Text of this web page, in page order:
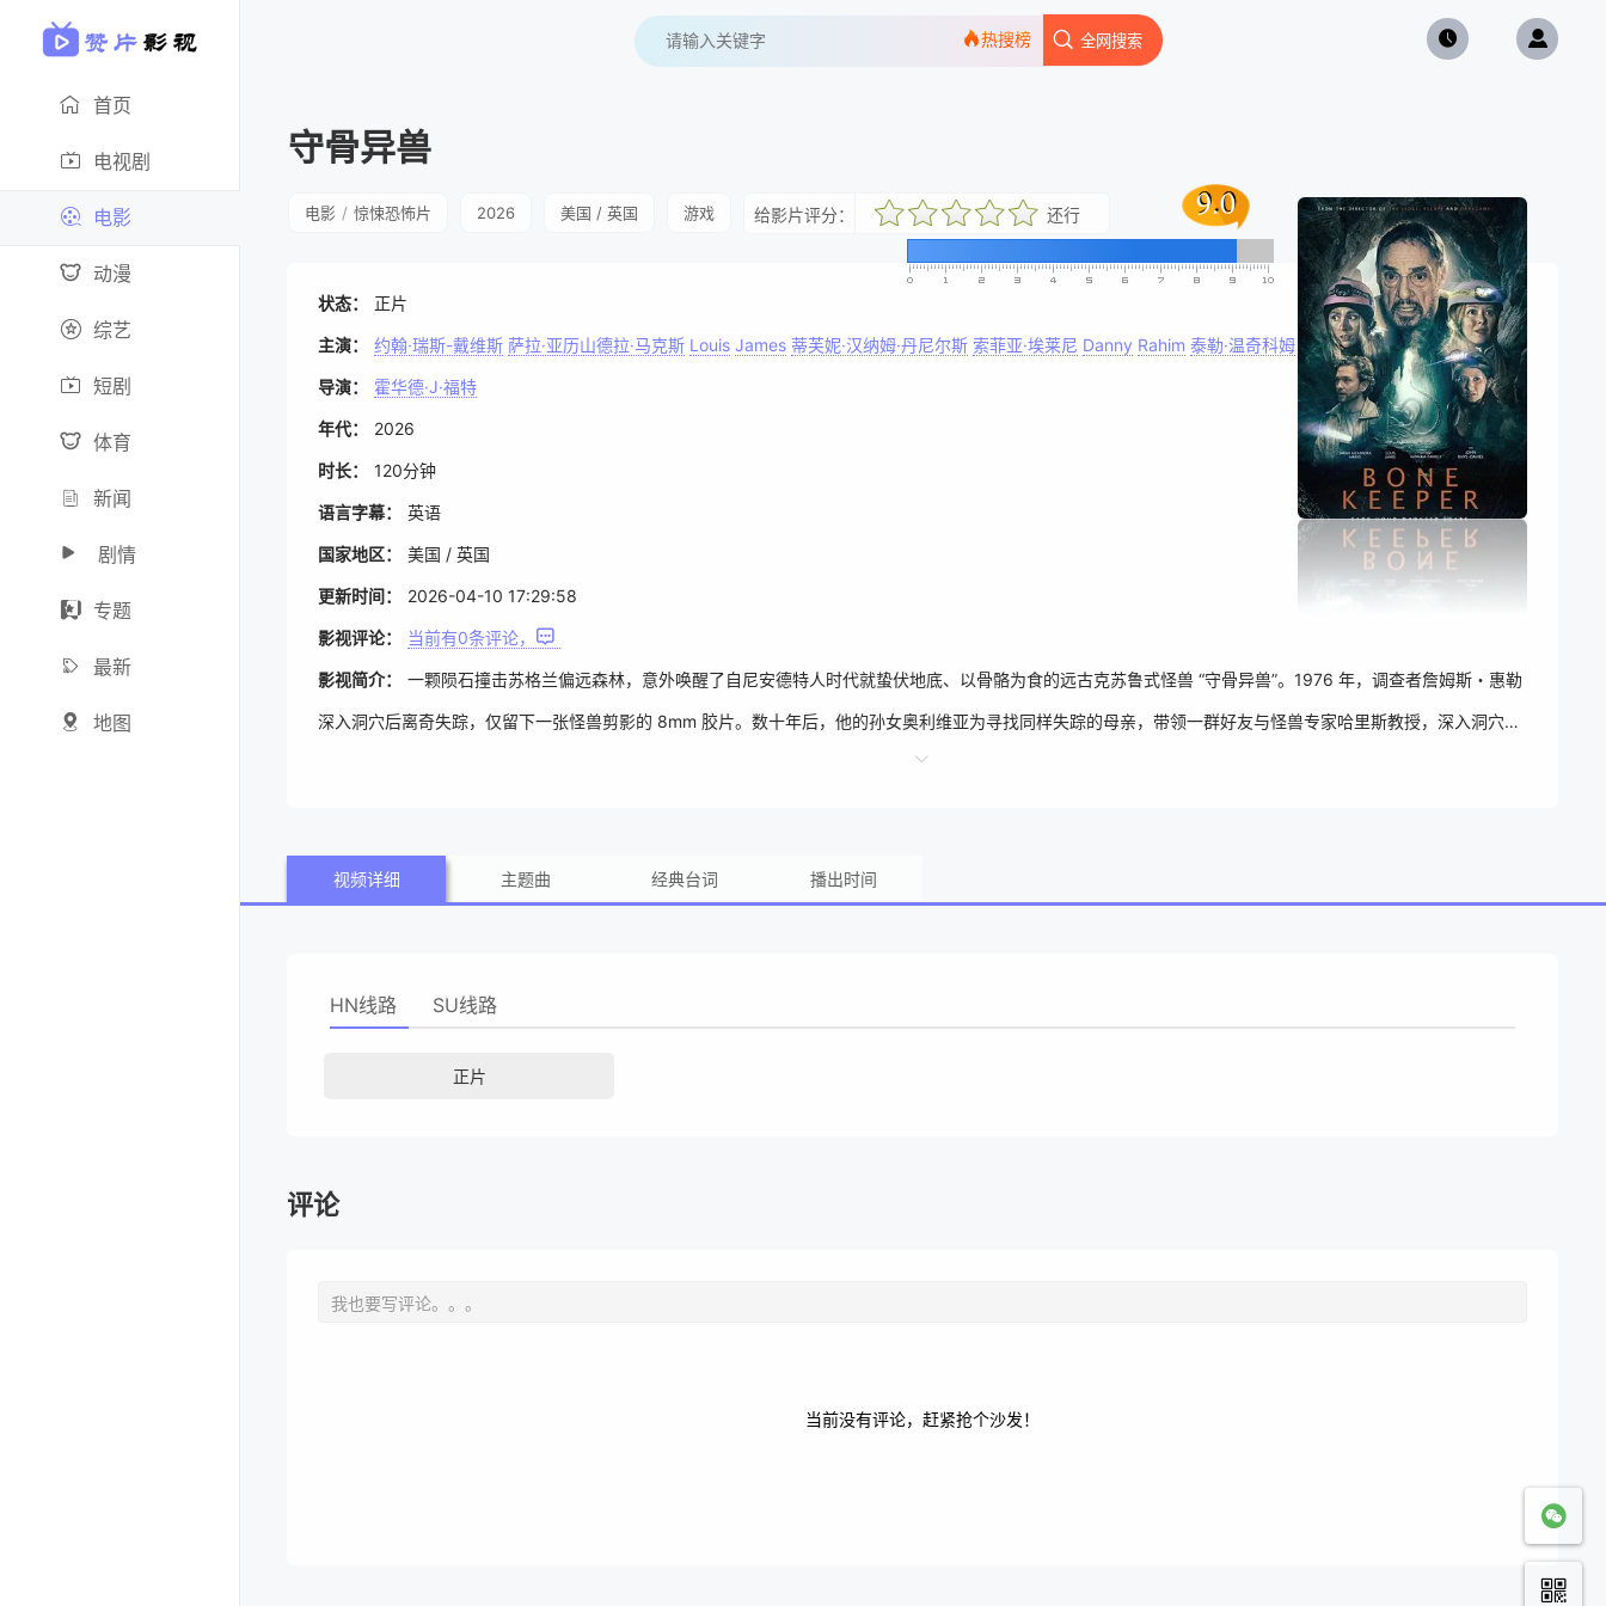
首页
电视剧
电影
动漫
综艺
短剧
体育
新闻
剧情
专题
最新
地图
全网搜索
热搜榜
9.0
9.0
守骨异兽
电影 / 惊悚恐怖片 2026 美国 / 英国 游戏 给影片评分：
很差较差还行 推荐力荐 还行
状态： 正片
主演： 约翰·瑞斯-戴维斯 萨拉·亚历山德拉·马克斯 Louis James 蒂芙妮·汉纳姆·丹尼尔斯 索菲亚·埃莱尼 Danny Rahim 泰勒·温奇科姆
导演： 霍华德·J·福特
年代： 2026
时长： 120分钟
语言字幕： 英语
国家地区： 美国 / 英国
更新时间： 2026-04-10 17:29:58
影视评论： 当前有0条评论，
影视简介： 一颗陨石撞击苏格兰偏远森林，意外唤醒了自尼安德特人时代就蛰伏地底、以骨骼为食的远古克苏鲁式怪兽 “守骨异兽”。1976 年，调查者詹姆斯・惠勒
深入洞穴后离奇失踪，仅留下一张怪兽剪影的 8mm 胶片。数十年后，他的孙女奥利维亚为寻找同样失踪的母亲，带领一群好友与怪兽专家哈里斯教授，深入洞穴系
统调查连环失踪案，却不知自己正被这只地底生物步步猎杀，陷入绝境求生的猎杀游戏。
视频详细 主题曲 经典台词 播出时间
HN线路 SU线路
正片
评论
当前没有评论，赶紧抢个沙发！